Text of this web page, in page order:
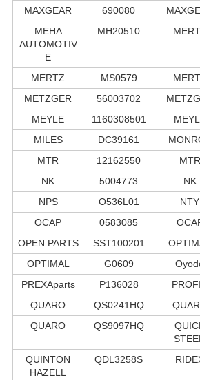
MAXGEAR
690080
MEHA
AUTOMOTIV
E
MH20510
MERTZ MS0579
METZGER
56003702
MEYLE
1160308501
MILES
DC39161
MTR
12162550 MTR
NK
5004773 NK
NPS
O536L01 NTY
OCAP
0583085
OPEN PARTS
SST100201
OPTIMAL
G0609
PREXAparts
P136028
QUARO
QS0241HQ
QUARO
QS9097HQ
QUINTON
HAZELL
QDL3258S